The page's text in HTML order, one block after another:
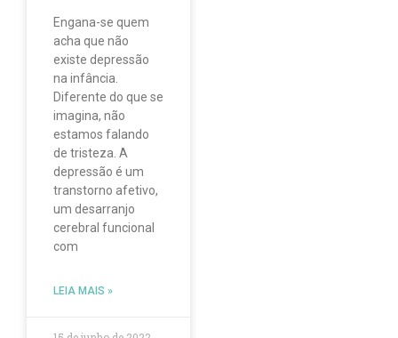
Engana-se quem
acha que não
existe depressão
na infância.
Diferente do que se
imagina, não
estamos falando
de tristeza. A
depressão é um
transtorno afetivo,
um desarranjo
cerebral funcional
com
LEIA MAIS »